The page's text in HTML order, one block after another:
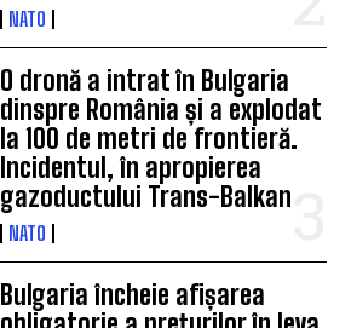
NATO
O dronă a intrat în Bulgaria
dinspre România și a explodat
la 100 de metri de frontieră.
Incidentul, în apropierea
gazoductului Trans-Balkan
NATO
Bulgaria încheie afișarea